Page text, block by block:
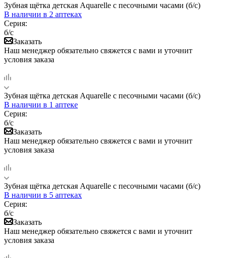
Зубная щётка детская Aquarelle c песочными часами (б/с)
В наличии в 2 аптеках
Серия:
б/с
Заказать
Наш менеджер обязательно свяжется с вами и уточнит
условия заказа
Зубная щётка детская Aquarelle c песочными часами (б/с)
В наличии в 1 аптеке
Серия:
б/с
Заказать
Наш менеджер обязательно свяжется с вами и уточнит
условия заказа
Зубная щётка детская Aquarelle c песочными часами (б/с)
В наличии в 5 аптеках
Серия:
б/с
Заказать
Наш менеджер обязательно свяжется с вами и уточнит
условия заказа